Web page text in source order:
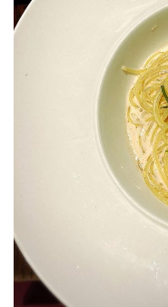
STAFF BLOG
CONTACT US
サイトマップ
情報セキュリティ
プライバシーポリシ